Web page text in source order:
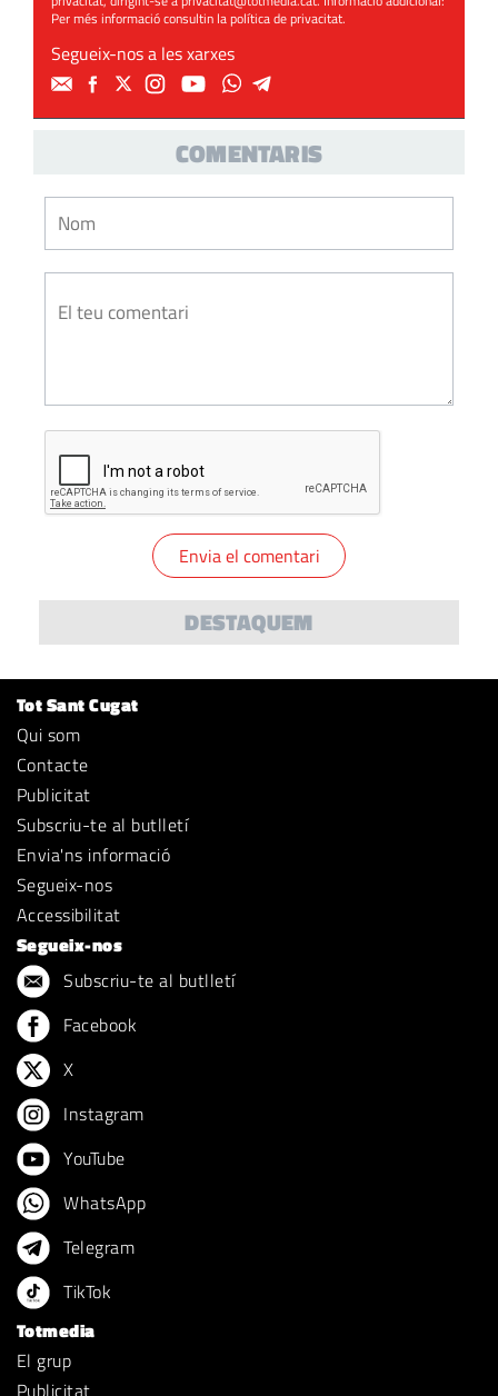
Per més informació consultin lapolítica de privacitat.
Segueix-nos a les xarxes
COMENTARIS
DESTAQUEM
Tot Sant Cugat
Qui som
Contacte
Publicitat
Subscriu-te al butlletí
Envia'ns informació
Segueix-nos
Accessibilitat
Segueix-nos
Subscriu-te al butlletí
Facebook
X
Instagram
YouTube
WhatsApp
Telegram
TikTok
Totmedia
El grup
Publicitat